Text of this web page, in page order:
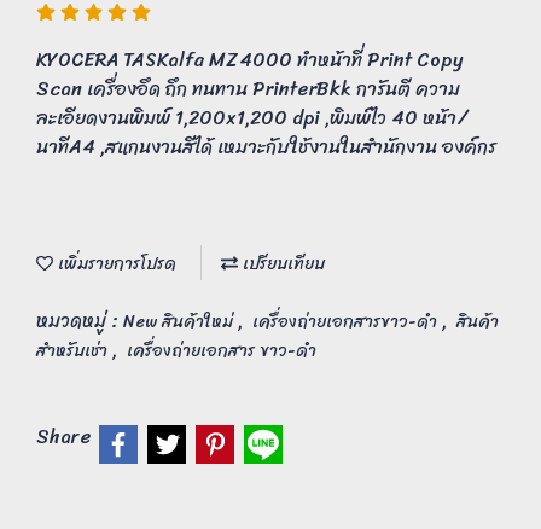
KYOCERA TASKalfa MZ4000 ทำหน้าที่ Print Copy
Scan เครื่องอึด ถึก ทนทาน PrinterBkk การันตี ความ
ละเอียดงานพิมพ์ 1,200x1,200 dpi ,พิมพ์ไว 40 หน้า/
นาทีA4 ,สแกนงานสีได้ เหมาะกับใช้งานในสำนักงาน องค์กร
เพิ่มรายการโปรด เปรียบเทียบ
หมวดหมู่ : New สินค้าใหม่, เครื่องถ่ายเอกสารขาว-ดำ, สินค้า
สำหรับเช่า, เครื่องถ่ายเอกสาร ขาว-ดำ
Share